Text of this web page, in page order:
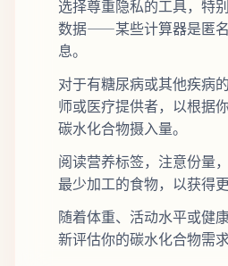
选择尊重隐私的工具，特
数据——某些计算器是匿
息。
对于有糖尿病或其他疾病
师或医疗提供者，以根据
碳水化合物摄入量。
阅读营养标签，注意份量
最少加工的食物，以获得
随着体重、活动水平或健
新评估你的碳水化合物需求